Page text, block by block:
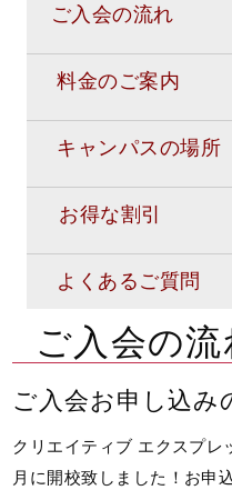
ご入会の流
料金のご案
キャンパスの
お得な割引
よくあるご質
ご入会の
ご入会お申し込み
クリエイティブ エクスプ
月に開校致しました！お申